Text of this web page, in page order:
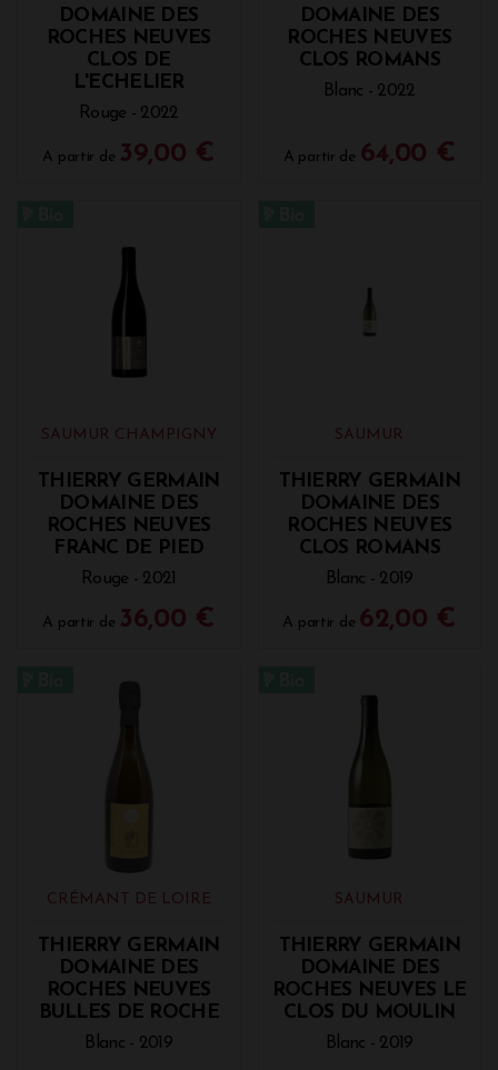
DOMAINE DES
ROCHES NEUVES
CLOS DE
L'ECHELIER
Rouge - 2022
A partir de 39,00 €
DOMAINE DES
ROCHES NEUVES
CLOS ROMANS
Blanc - 2022
A partir de 64,00 €
SAUMUR CHAMPIGNY
THIERRY GERMAIN
DOMAINE DES
ROCHES NEUVES
FRANC DE PIED
Rouge - 2021
A partir de 36,00 €
SAUMUR
THIERRY GERMAIN
DOMAINE DES
ROCHES NEUVES
CLOS ROMANS
Blanc - 2019
A partir de 62,00 €
CRÉMANT DE LOIRE
THIERRY GERMAIN
DOMAINE DES
ROCHES NEUVES
BULLES DE ROCHE
Blanc - 2019
SAUMUR
THIERRY GERMAIN
DOMAINE DES
ROCHES NEUVES LE
CLOS DU MOULIN
Blanc - 2019